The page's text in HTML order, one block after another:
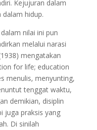
Kejujuran dalam
hidup.
nilai ini pun
melalui narasi
mengatakan
for life; education
menulis, menyunting,
tenggat waktu,
demikian, disiplin
juga praksis yang
Di sinilah